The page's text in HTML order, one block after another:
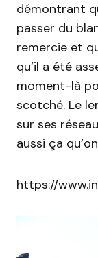
démontrant
passer du
remercie et
qu’il a été
moment-là
scotché. Le
sur ses
aussi ça
https://